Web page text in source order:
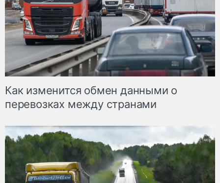
Как изменится обмен данными о
перевозках между странами